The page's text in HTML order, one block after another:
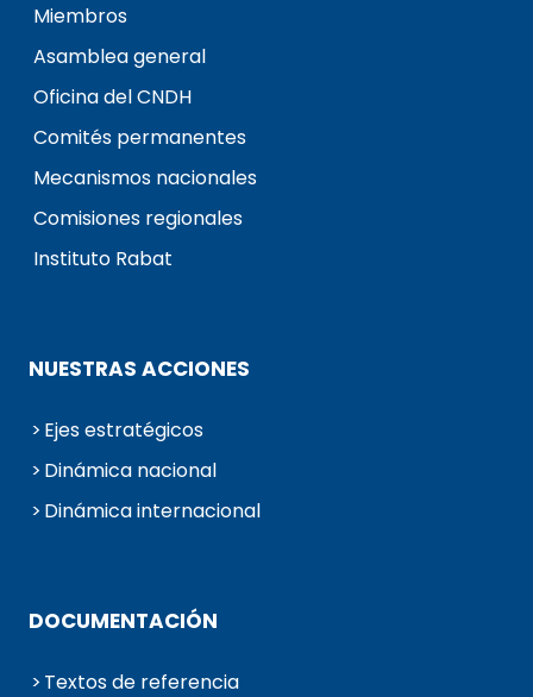
Miembros
Asamblea general
Oficina del CNDH
Comités permanentes
Mecanismos nacionales
Comisiones regionales
Instituto Rabat
NUESTRAS ACCIONES
Ejes estratégicos
Dinámica nacional
Dinámica internacional
DOCUMENTACIÓN
Textos de referencia